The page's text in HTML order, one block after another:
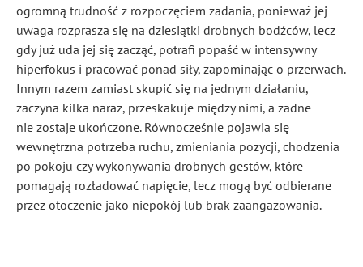
ogromną trudność z rozpoczęciem zadania, ponieważ jej
uwaga rozprasza się na dziesiątki drobnych bodźców, lecz
gdy już uda jej się zacząć, potrafi popaść w intensywny
hiperfokus i pracować ponad siły, zapominając o przerwach.
Innym razem zamiast skupić się na jednym działaniu,
zaczyna kilka naraz, przeskakuje między nimi, a żadne
nie zostaje ukończone. Równocześnie pojawia się
wewnętrzna potrzeba ruchu, zmieniania pozycji, chodzenia
po pokoju czy wykonywania drobnych gestów, które
pomagają rozładować napięcie, lecz mogą być odbierane
przez otoczenie jako niepokój lub brak zaangażowania.